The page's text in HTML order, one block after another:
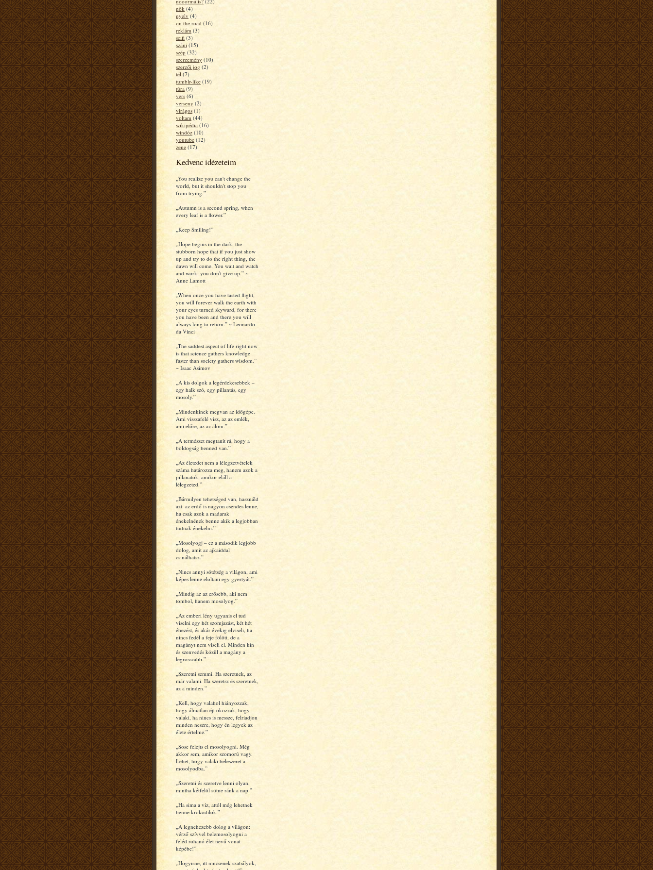
nők (4)
nyelv (4)
on the road (16)
reklám (3)
scifi (3)
száni (15)
szép (32)
szerzemény (10)
szerzői jog (2)
tél (7)
tumblr-like (19)
túra (9)
vers (6)
verseny (2)
virágos (1)
voltam (44)
wikipédia (16)
windóz (10)
youtube (12)
zene (17)
Kedvenc idézeteim
„You realize you can't change the
world, but it shouldn't stop you
from trying.”
„Autumn is a second spring, when
every leaf is a flower.”
„Keep Smiling!”
„Hope begins in the dark, the
stubborn hope that if you just show
up and try to do the right thing, the
dawn will come. You wait and watch
and work: you don't give up.” ~
Anne Lamott
„When once you have tasted flight,
you will forever walk the earth with
your eyes turned skyward, for there
you have been and there you will
always long to return.” ~ Leonardo
da Vinci
„The saddest aspect of life right now
is that science gathers knowledge
faster than society gathers wisdom.”
~ Isaac Asimov
„A kis dolgok a legérdekesebbek –
egy halk szó, egy pillantás, egy
mosoly.”
„Mindenkinek megvan az időgépe.
Ami visszafelé visz, az az emlék,
ami előre, az az álom.”
„A természet megtanít rá, hogy a
boldogság benned van.”
„Az életedet nem a lélegzetvételek
száma határozza meg, hanem azok a
pillanatok, amikor eláll a
lélegzeted.”
„Bármilyen tehetséged van, használd
azt: az erdő is nagyon csendes lenne,
ha csak azok a madarak
énekelnének benne akik a legjobban
tudnak énekelni.”
„Mosolyogj – ez a második legjobb
dolog, amit az ajkaiddal
csinálhatsz.”
„Nincs annyi sötétség a világon, ami
képes lenne eloltani egy gyertyát.”
„Mindig az az erősebb, aki nem
tombol, hanem mosolyog.”
„Az emberi lény ugyanis el tud
viselni egy hét szomjazást, két hét
éhezést, és akár évekig elviseli, ha
nincs fedél a feje fölött, de a
magányt nem viseli el. Minden kín
és szenvedés közül a magány a
legrosszabb.”
„Szeretni semmi. Ha szeretnek, az
már valami. Ha szeretsz és szeretnek,
az a minden.”
„Kell, hogy valahol hiányozzak,
hogy álmatlan éjt okozzak, hogy
valaki, ha nincs is messze, felriadjon
minden neszre, hogy én legyek az
élete értelme.”
„Sose felejts el mosolyogni. Még
akkor sem, amikor szomorú vagy.
Lehet, hogy valaki beleszeret a
mosolyodba.”
„Szeretni és szeretve lenni olyan,
mintha kétfelõl sütne ránk a nap.”
„Ha sima a víz, attól még lehetnek
benne krokodilok.”
„A legnehezebb dolog a világon:
vérző szívvel belemosolyogni a
feléd rohanó élet nevű vonat
képébe!”
„Hogyisne, itt nincsenek szabályok,